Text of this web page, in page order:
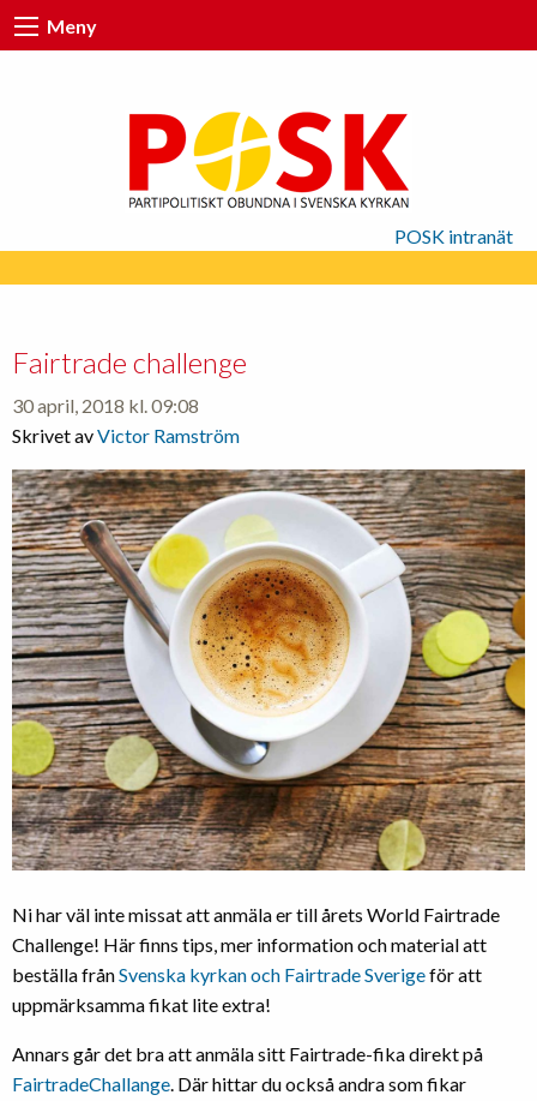
Meny
POSK intranät
Fairtrade challenge
30 april, 2018 kl. 09:08
Skrivet avVictor Ramström
Ni har väl inte missat att anmäla er till årets World Fairtrade
Challenge! Här finns tips, mer information och material att
beställa frånSvenska kyrkan och Fairtrade Sverigeför att
uppmärksamma fikat lite extra!
Annars går det bra att anmäla sitt Fairtrade-fika direkt på
FairtradeChallange. Där hittar du också andra som fikar